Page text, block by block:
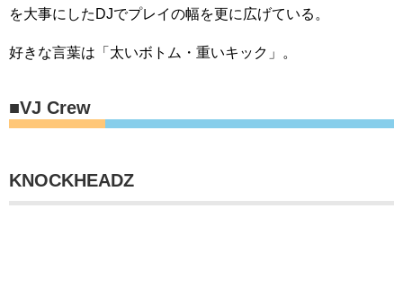
を大事にしたDJでプレイの幅を更に広げている。
好きな言葉は「太いボトム・重いキック」。
■VJ Crew
KNOCKHEADZ